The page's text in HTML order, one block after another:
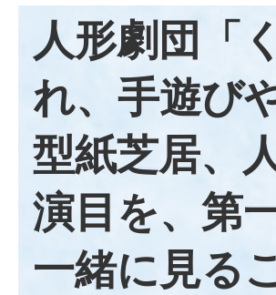
人形劇団「
れ、手遊び
型紙芝居、
演目を、第
一緒に見る